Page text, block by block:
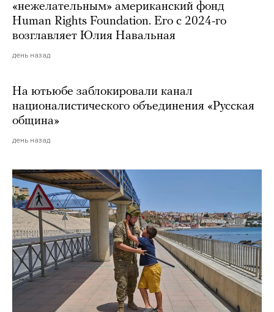
«нежелательным» американский фонд
Human Rights Foundation. Его с 2024-го
возглавляет Юлия Навальная
день назад
На ютьюбе заблокировали канал
националистического объединения «Русская
община»
день назад